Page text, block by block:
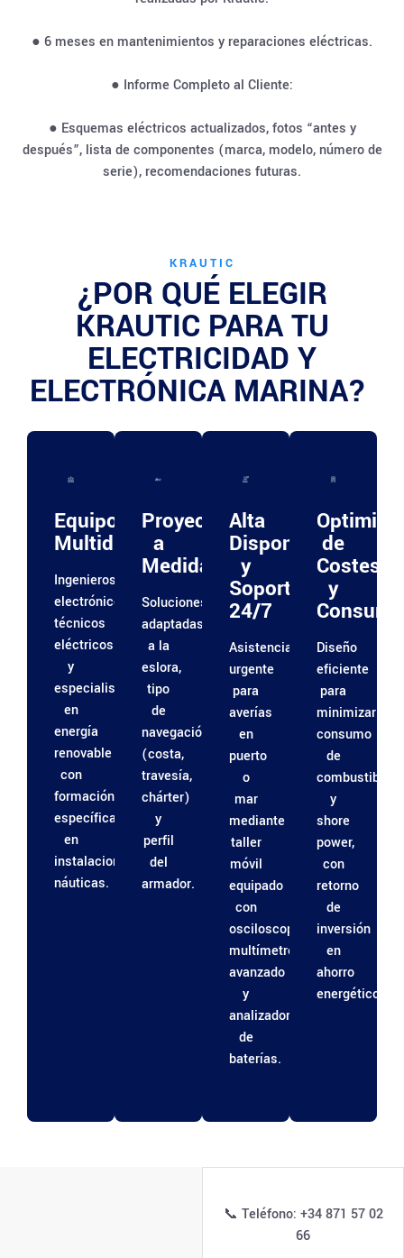
● 6 meses en mantenimientos y reparaciones eléctricas.
● Informe Completo al Cliente:
● Esquemas eléctricos actualizados, fotos “antes y
después”, lista de componentes (marca, modelo, número de
serie), recomendaciones futuras.
KRAUTIC
¿POR QUÉ ELEGIR
KRAUTIC PARA TU
ELECTRICIDAD Y
ELECTRÓNICA MARINA?
Equipo
Multidisciplinar
Ingenieros
electrónicos,
técnicos
eléctricos
y
especialistas
en
energía
renovable
con
formación
específica
en
instalaciones
náuticas.
Proyectos
a
Medida
Soluciones
adaptadas
a la
eslora,
tipo
de
navegación
(costa,
travesía,
chárter)
y
perfil
del
armador.
Alta
Disponibilidad
y
Soporte
24/7
Asistencia
urgente
para
averías
en
puerto
o
mar
mediante
taller
móvil
equipado
con
osciloscopio,
multímetro
avanzado
y
analizador
de
baterías.
de
Costes
y
Consumo
Diseño
eficiente
para
minimizar
consumo
de
combustible
y
shore
power,
con
retorno
de
inversión
en
ahorro
energético.
📞 Teléfono: +34 871 57 02
66